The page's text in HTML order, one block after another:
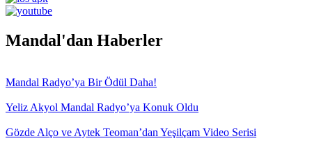
Mandal'dan Haberler
Mandal Radyo’ya Bir Ödül Daha!
Yeliz Akyol Mandal Radyo’ya Konuk Oldu
Gözde Alço ve Aytek Teoman’dan Yeşilçam Video Serisi